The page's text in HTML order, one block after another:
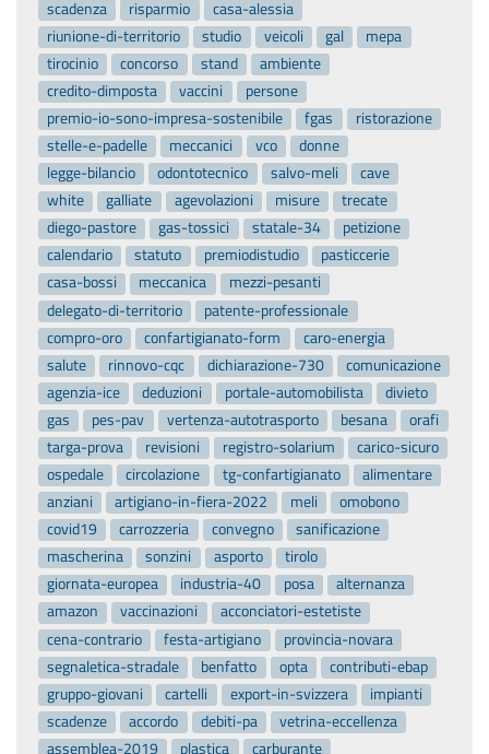
scadenza risparmio
casa-alessia
riunione-di-territorio
studio veicoli gal
mepa
tirocinio
concorso stand
ambiente
credito-dimposta
vaccini
persone
premio-io-sono-impresa-sostenibile
fgas
ristorazione
stelle-e-padelle
meccanici vco
donne
legge-bilancio
odontotecnico salvo-meli
cave
white
galliate agevolazioni misure
trecate
diego-pastore
gas-tossici statale-34
petizione
calendario
statuto premiodistudio
pasticcerie
casa-bossi
meccanica
mezzi-pesanti
delegato-di-territorio
patente-professionale
compro-oro
confartigianato-form
caro-energia
salute
rinnovo-cqc dichiarazione-730
comunicazione
agenzia-ice
deduzioni portale-automobilista
divieto
gas
pes-pav vertenza-autotrasporto besana
orafi
targa-prova
revisioni registro-solarium
carico-sicuro
ospedale
circolazione tg-confartigianato
alimentare
anziani
artigiano-in-fiera-2022 meli
omobono
covid19
carrozzeria convegno
sanificazione
mascherina
sonzini asporto
tirolo
giornata-europea
industria-40 posa
alternanza
amazon
vaccinazioni
acconciatori-estetiste
cena-contrario
festa-artigiano
provincia-novara
segnaletica-stradale
benfatto opta
contributi-ebap
gruppo-giovani
cartelli export-in-svizzera
impianti
scadenze
accordo debiti-pa
vetrina-eccellenza
assemblea-2019
plastica
carburante